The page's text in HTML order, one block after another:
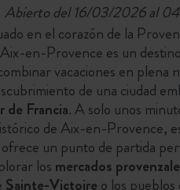
Abierto del 16/03/2026 al
en el corazón de la
Aix-en-Provence es un
vacaciones en plena
de una ciudad
de Francia. A solo unos
de Aix-en-Provence,
ofrece un punto de partida
los mercados
Sainte-Victoire o los